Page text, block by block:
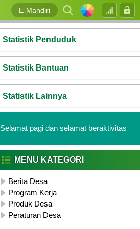
E-Mandiri
Statistik Penduduk
Statistik Bantuan
Statistik Lainnya
Selamat pagi dan selamat beraktivitas
MENU KATEGORI
Berita Desa
Program Kerja
Produk Desa
Peraturan Desa